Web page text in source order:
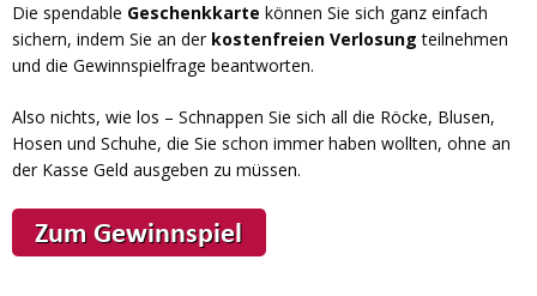
Die spendable Geschenkkarte können Sie sich ganz einfach
sichern, indem Sie an der kostenfreien Verlosung teilnehmen
und die Gewinnspielfrage beantworten.
Also nichts, wie los – Schnappen Sie sich all die Röcke, Blusen,
Hosen und Schuhe, die Sie schon immer haben wollten, ohne an
der Kasse Geld ausgeben zu müssen.